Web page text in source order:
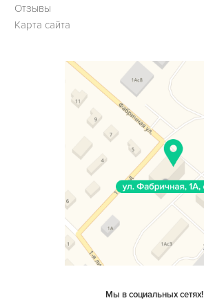
Отзывы
Карта сайта
Мы в социальных сетях!